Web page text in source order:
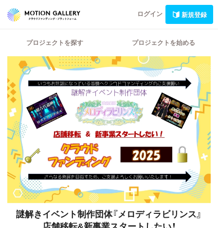
ログイン 新規登録
プロジェクトを探す プロジェクトを始める
謎解きイベント制作団体『メロディラビリンス』